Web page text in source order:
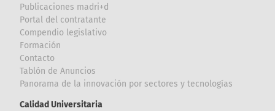
Publicaciones madri+d
Portal del contratante
Compendio legislativo
Formación
Contacto
Tablón de Anuncios
Panorama de la innovación por sectores y tecnologías
Calidad Universitaria